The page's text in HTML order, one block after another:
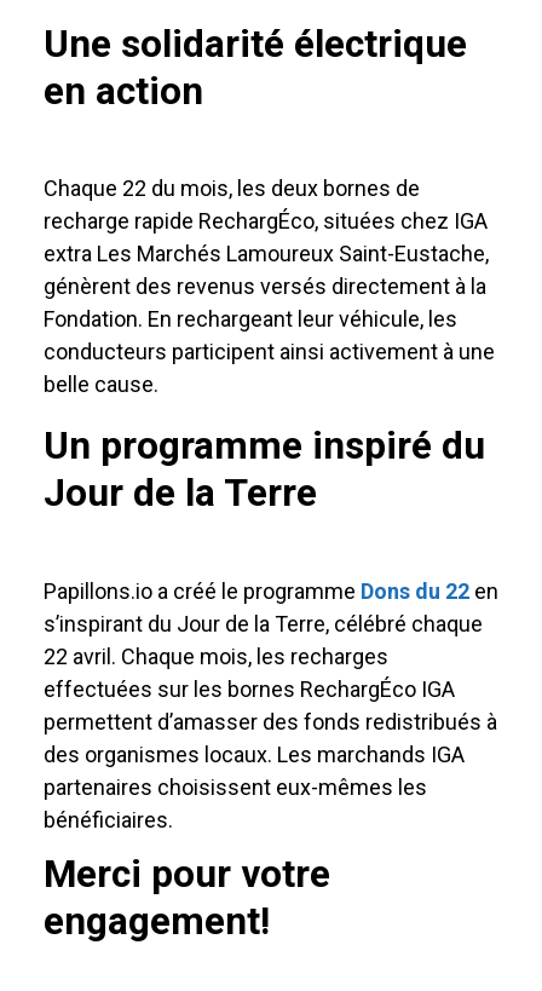
Une solidarité électrique
en action
Chaque 22 du mois, les deux bornes de
recharge rapide RechargÉco, situées chez IGA
extra Les Marchés Lamoureux Saint-Eustache,
génèrent des revenus versés directement à la
Fondation. En rechargeant leur véhicule, les
conducteurs participent ainsi activement à une
belle cause.
Un programme inspiré du
Jour de la Terre
Papillons.io a créé le programme Dons du 22 en
s’inspirant du Jour de la Terre, célébré chaque
22 avril. Chaque mois, les recharges
effectuées sur les bornes RechargÉco IGA
permettent d’amasser des fonds redistribués à
des organismes locaux. Les marchands IGA
partenaires choisissent eux-mêmes les
bénéficiaires.
Merci pour votre
engagement!